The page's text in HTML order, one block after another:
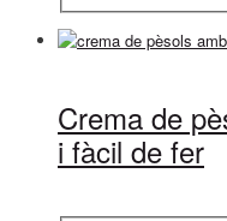
Crema de
i fàcil de fer